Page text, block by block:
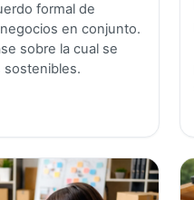
formal de
en conjunto.
sobre la cual se